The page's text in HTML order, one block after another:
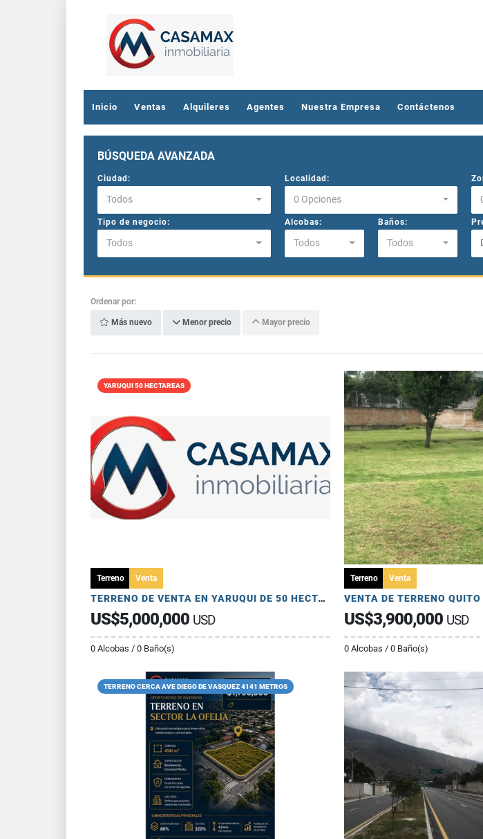
Inicio Ventas Alquileres Agentes Nuestra Empresa Contáctenos
BÚSQUEDA AVANZADA
Ciudad:
Todos
Localidad:
0 Opciones
Tipo de negocio:
Todos
Alcobas:
Todos
Baños:
Todos
Ordenar por:
Más nuevo Menor precio Mayor precio
YARUQUI 50 HECTAREAS
Terreno Venta
TERRENO DE VENTA EN YARUQUI DE 50 HECTAREAS UTILES
US$5,000,000 USD
0 Alcobas / 0 Baño(s)
Terreno Venta
US$3,900,000 USD
0 Alcobas / 0 Baño(s)
TERRENO CERCA AVE DIEGO DE VASQUEZ 4141 METROS